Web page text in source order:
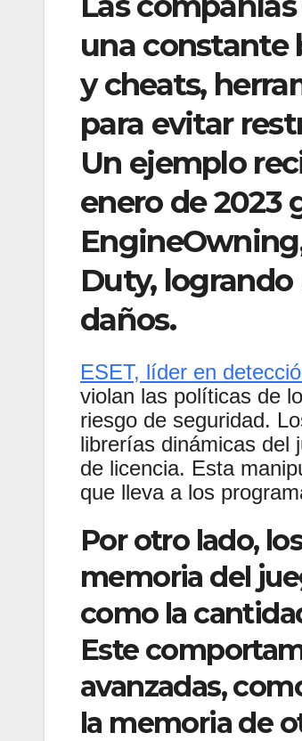
una constante
y cheats,
para evitar
Un ejemplo
enero de 2023
Duty,
daños.
ESET, líder en
violan las políticas de
riesgo de seguridad.
librerías dinámicas del
de licencia. Esta
que lleva a los
Por otro lado,
memoria del
como la
Este
avanzadas,
la memoria de